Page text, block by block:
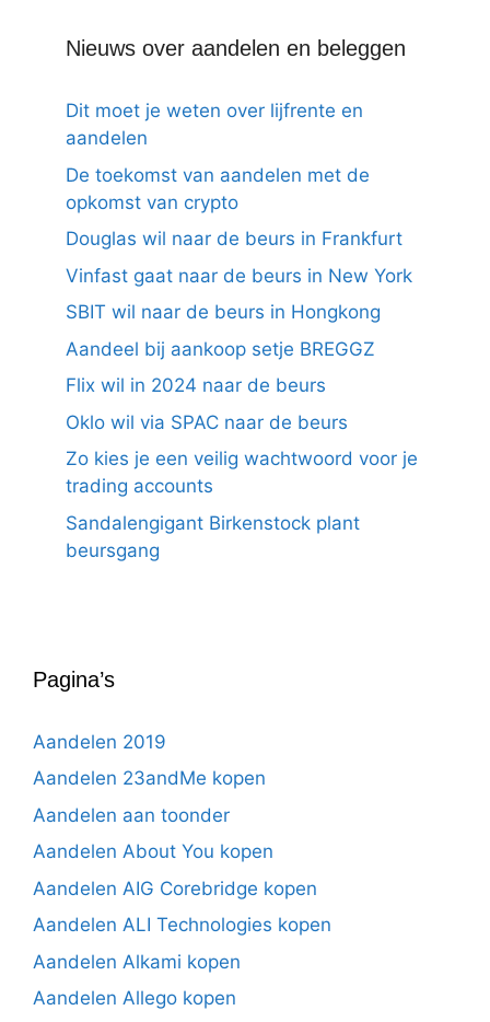
Nieuws over aandelen en beleggen
Dit moet je weten over lijfrente en
aandelen
De toekomst van aandelen met de
opkomst van crypto
Douglas wil naar de beurs in Frankfurt
Vinfast gaat naar de beurs in New York
SBIT wil naar de beurs in Hongkong
Aandeel bij aankoop setje BREGGZ
Flix wil in 2024 naar de beurs
Oklo wil via SPAC naar de beurs
Zo kies je een veilig wachtwoord voor je
trading accounts
Sandalengigant Birkenstock plant
beursgang
Pagina’s
Aandelen 2019
Aandelen 23andMe kopen
Aandelen aan toonder
Aandelen About You kopen
Aandelen AIG Corebridge kopen
Aandelen ALI Technologies kopen
Aandelen Alkami kopen
Aandelen Allego kopen